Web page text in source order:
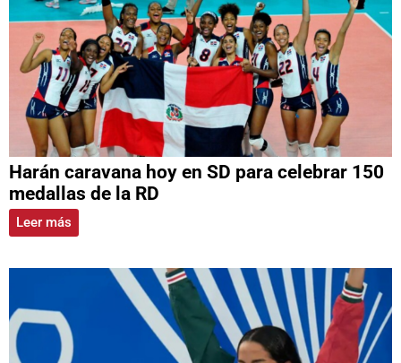
Harán caravana hoy en SD para celebrar 150
medallas de la RD
Leer más